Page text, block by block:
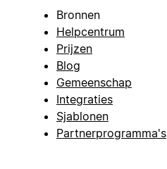
Bronnen
Helpcentrum
Prijzen
Blog
Gemeenschap
Integraties
Sjablonen
Partnerprogramma's